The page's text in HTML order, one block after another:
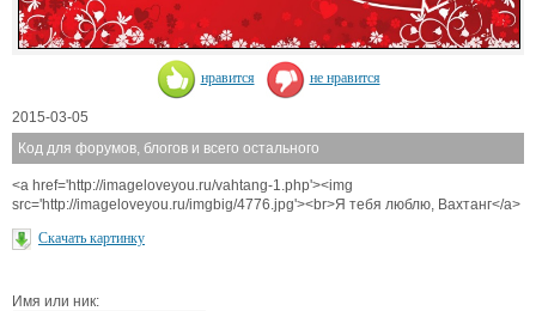
нравится не нравится
2015-03-05
Код для форумов, блогов и всего остального
<a href='http://imageloveyou.ru/vahtang-1.php'><img
src='http://imageloveyou.ru/imgbig/4776.jpg'><br>Я тебя люблю, Вахтанг</a>
Скачать картинку
Имя или ник: